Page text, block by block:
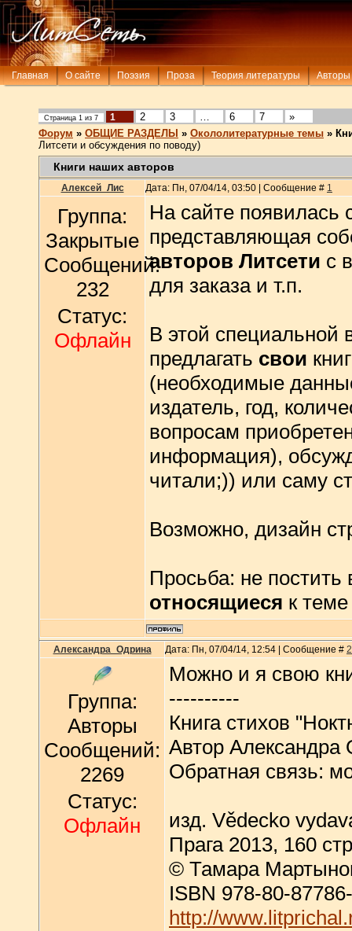
Главная О сайте Поэзия Проза Теория литературы Авторы
Страница 1 из 7 1 2 3 … 6 7
»
Форум » ОБЩИЕ РАЗДЕЛЫ » Окололитературные темы »
Литсети и обсуждения по поводу)
Книги наших авторов
Алексей_Лис Дата: Пн, 07/04/14, 03:50 | Сообщение # 1
Группа:
Закрытые
Сообщений:
232
Статус:
Офлайн
На сайте появилась
представляющая
авторов Литсети с
для заказа и т.п.
В этой специальной
предлагать свои
(необходимые
издатель, год,
вопросам
информация),
читали;)) или саму
Возможно, дизайн
Просьба: не
относящиеся к
Александра_Одрина Дата: Пн, 07/04/14, 12:54 | Сообщение # 2
Группа:
Авторы
Сообщений:
2269
Статус:
Офлайн
Можно и я свою
----------
Книга стихов
Автор Александра
Обратная связь:
изд. Vědecko
Прага 2013, 160
© Тамара
ISBN 978-80-
http://